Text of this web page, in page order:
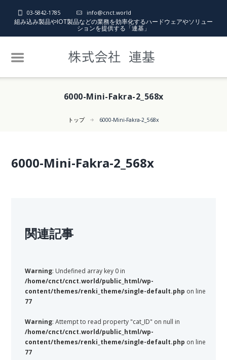
03-5842-1785 info@cnct.world
組み込み製品やIOT製品などの業務を効率化するハードウェアやソリュー
ションを提供する「連基」
6000-Mini-Fakra-2_568x
トップ 6000-Mini-Fakra-2_568x
6000-Mini-Fakra-2_568x
関連記事
Warning: Undefined array key 0 in
/home/cnct/cnct.world/public_html/wp-
content/themes/renki_theme/single-default.php on line
77
Warning: Attempt to read property "cat_ID" on null in
/home/cnct/cnct.world/public_html/wp-
content/themes/renki_theme/single-default.php on line
77